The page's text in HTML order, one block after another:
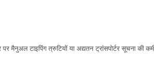
मैनुअल टाइपिंग त्रुटियों या अद्यतन ट्रांसपोर्टर सूचना की